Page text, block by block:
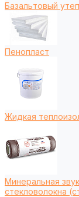
Базальтовый
Пенопласт
Жидкая
Минеральная
стекловолокна